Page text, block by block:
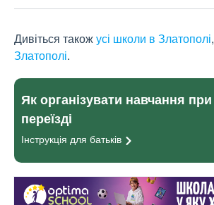
Дивіться такожусі школи в Златополі,
Златополі.
Як організувати навчання при
переїзді
Інструкція для батьків